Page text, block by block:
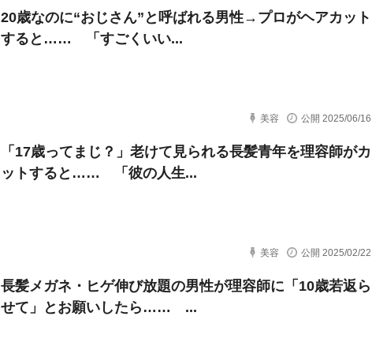
20歳なのに“おじさん”と呼ばれる男性→プロがヘアカット
すると…… 「すごくいい...
美容 公開 2025/06/16
「17歳ってまじ？」老けて見られる長髪青年を理容師がカ
ットすると…… 「彼の人生...
美容 公開 2025/02/22
長髪メガネ・ヒゲ伸び放題の男性が理容師に「10歳若返ら
せて」とお願いしたら…… ...